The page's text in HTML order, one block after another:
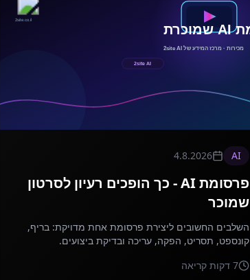
AI
4.8.2026
פרסומת AI - כך הופכים רעיון לסרטון
שמוכר
השלבים החשובים ליצירת פרסומת אחת מדויקת: בריף,
קונספט, תסריט, הפקה, עריכה ובדיקת ביצועים.
7 דקות קריאה